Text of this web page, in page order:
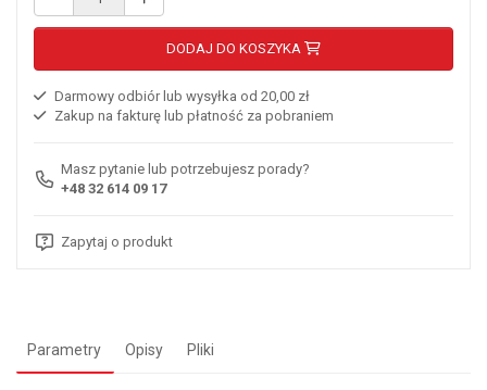
DODAJ DO KOSZYKA
Darmowy odbiór lub wysyłka od 20,00 zł
Zakup na fakturę lub płatność za pobraniem
Masz pytanie lub potrzebujesz porady?
+48 32 614 09 17
Zapytaj o produkt
Parametry Opisy Pliki